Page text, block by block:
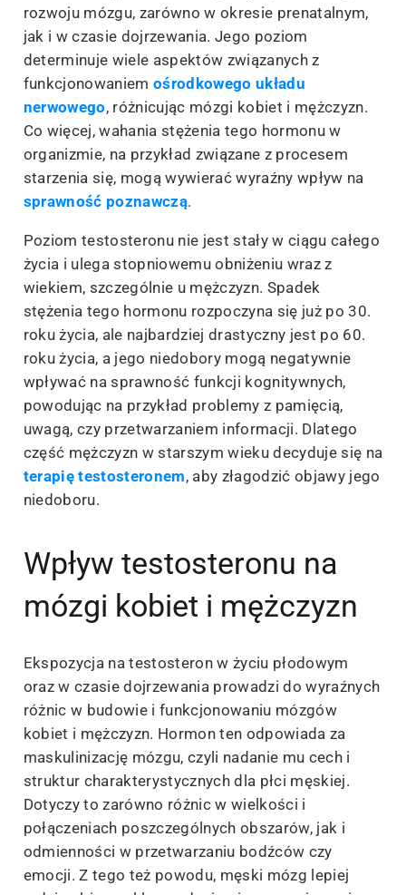
rozwoju mózgu, zarówno w okresie prenatalnym,
jak i w czasie dojrzewania. Jego poziom
determinuje wiele aspektów związanych z
funkcjonowaniem ośrodkowego układu
nerwowego, różnicując mózgi kobiet i mężczyzn.
Co więcej, wahania stężenia tego hormonu w
organizmie, na przykład związane z procesem
starzenia się, mogą wywierać wyraźny wpływ na
sprawność poznawczą.
Poziom testosteronu nie jest stały w ciągu całego
życia i ulega stopniowemu obniżeniu wraz z
wiekiem, szczególnie u mężczyzn. Spadek
stężenia tego hormonu rozpoczyna się już po 30.
roku życia, ale najbardziej drastyczny jest po 60.
roku życia, a jego niedobory mogą negatywnie
wpływać na sprawność funkcji kognitywnych,
powodując na przykład problemy z pamięcią,
uwagą, czy przetwarzaniem informacji. Dlatego
część mężczyzn w starszym wieku decyduje się na
terapię testosteronem, aby złagodzić objawy jego
niedoboru.
Wpływ testosteronu na
mózgi kobiet i mężczyzn
Ekspozycja na testosteron w życiu płodowym
oraz w czasie dojrzewania prowadzi do wyraźnych
różnic w budowie i funkcjonowaniu mózgów
kobiet i mężczyzn. Hormon ten odpowiada za
maskulinizację mózgu, czyli nadanie mu cech i
struktur charakterystycznych dla płci męskiej.
Dotyczy to zarówno różnic w wielkości i
połączeniach poszczególnych obszarów, jak i
odmienności w przetwarzaniu bodźców czy
emocji. Z tego też powodu, męski mózg lepiej